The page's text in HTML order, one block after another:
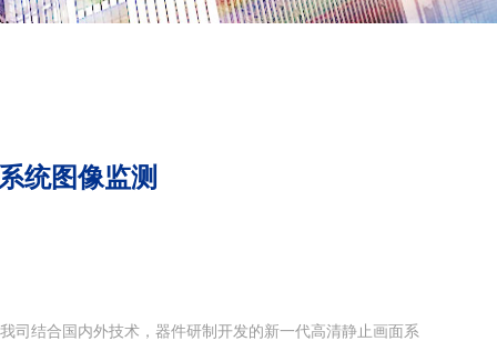
统图像监测
司结合国内外技术，器件研制开发的新一代高清静止画面系